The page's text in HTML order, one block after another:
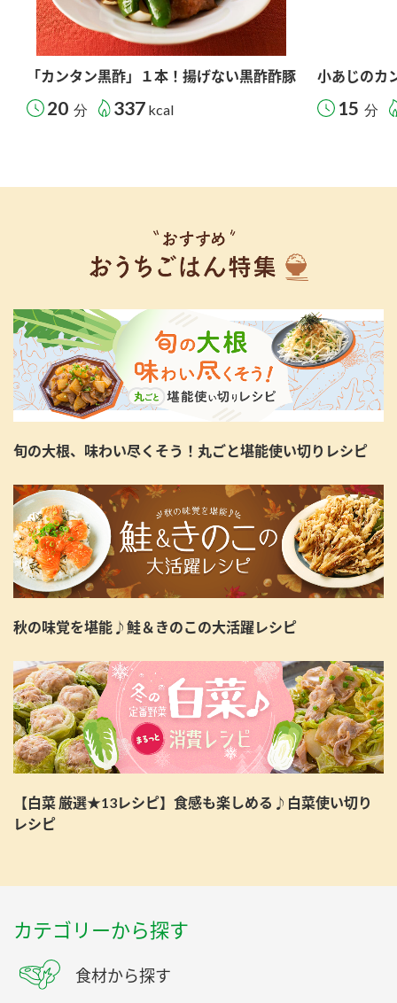
「カンタン黒酢」１本！揚げない黒酢酢豚
20 分 337 kcal
小あじのカ
15 分
旬の大根、味わい尽くそう！丸ごと堪能使い切りレシピ
秋の味覚を堪能♪鮭＆きのこの大活躍レシピ
【白菜 厳選★13レシピ】食感も楽しめる♪白菜使い切り
レシピ
カテゴリーから探す
食材から探す